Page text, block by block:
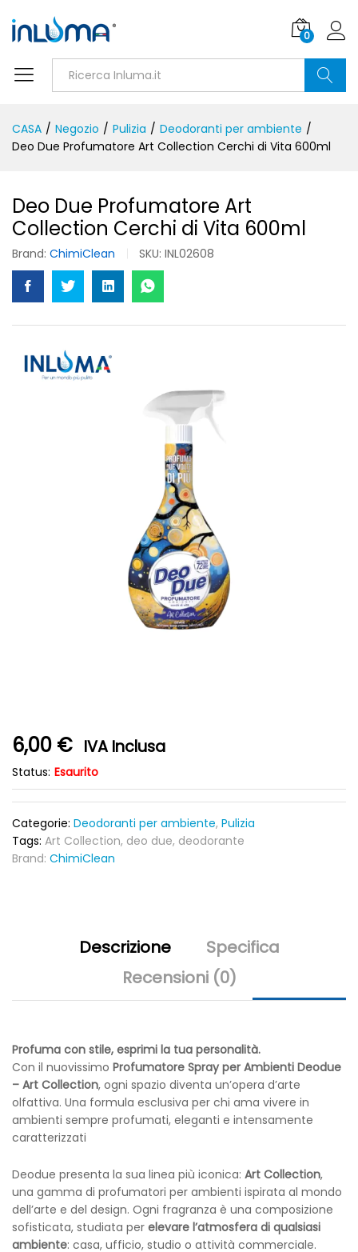
0
CASA / Negozio / Pulizia / Deodoranti per ambiente /
Deo Due Profumatore Art Collection Cerchi di Vita 600ml
Deo Due Profumatore Art
Collection Cerchi di Vita 600ml
Brand: ChimiClean SKU: INL02608
6,00 € IVA Inclusa
Status: Esaurito
Categorie: Deodoranti per ambiente, Pulizia
Tags: Art Collection, deo due, deodorante
Brand: ChimiClean
Descrizione
Specifica
Recensioni (0)
Profuma con stile, esprimi la tua personalità.
Con il nuovissimo Profumatore Spray per Ambienti Deodue
– Art Collection, ogni spazio diventa un’opera d’arte
olfattiva. Una formula esclusiva per chi ama vivere in
ambienti sempre profumati, eleganti e intensamente
caratterizzati
Deodue presenta la sua linea più iconica: Art Collection,
una gamma di profumatori per ambienti ispirata al mondo
dell’arte e del design. Ogni fragranza è una composizione
sofisticata, studiata per elevare l’atmosfera di qualsiasi
ambiente: casa, ufficio, studio o attività commerciale.